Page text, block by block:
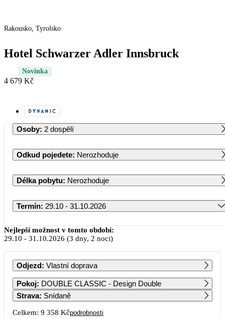
Rakousko, Tyrolsko
Hotel Schwarzer Adler Innsbruck
Novinka
4 679 Kč
Osoby: 2 dospělí
Odkud pojedete: Nerozhoduje
Délka pobytu: Nerozhoduje
Termín: 29.10 - 31.10.2026
Říjen 2026
PO ÚT ST ČT PÁ SO NE
1
6 279
2
6 819
3 4
5
6 599
6
6 819
7
6 669
8 9 10 11
Nejlepší možnost v tomto období:
29.10 - 31.10.2026 (3 dny, 2 noci)
Odjezd: Vlastní doprava
Pokoj: DOUBLE CLASSIC - Design Double
Strava: Snídaně
Celkem: 9 358 Kčpodrobnosti